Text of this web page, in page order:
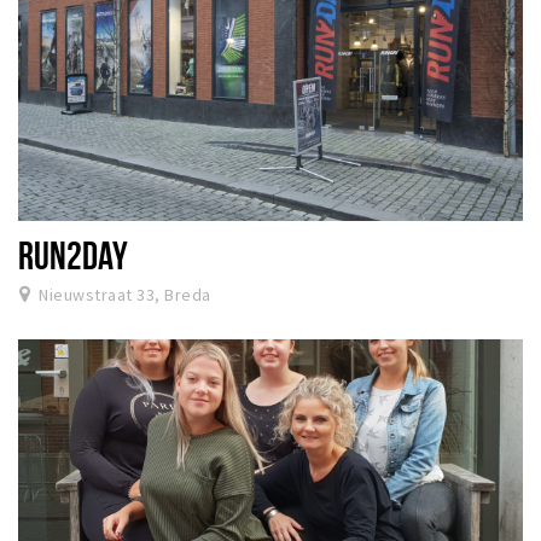
RUN2DAY
Nieuwstraat 33, Breda